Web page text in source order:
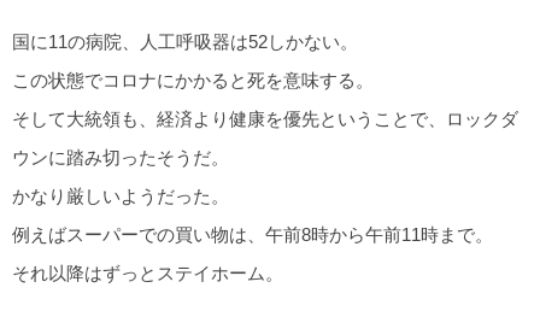
国に11の病院、人工呼吸器は52しかない。
この状態でコロナにかかると死を意味する。
そして大統領も、経済より健康を優先ということで、ロックダ
ウンに踏み切ったそうだ。
かなり厳しいようだった。
例えばスーパーでの買い物は、午前8時から午前11時まで。
それ以降はずっとステイホーム。